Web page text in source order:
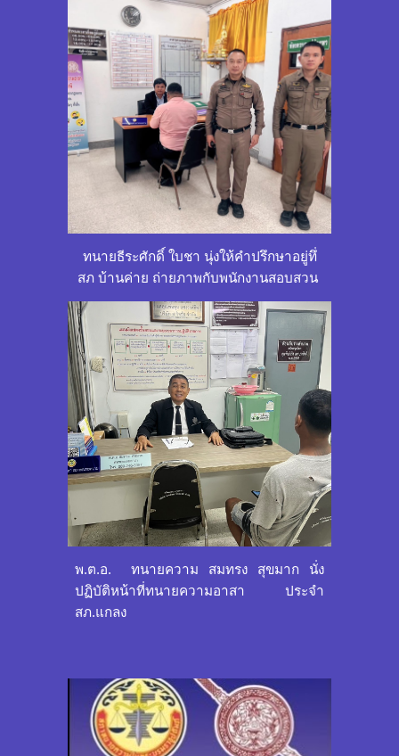
ทนายธีระศักดิ์ ใบชา นุ่งให้คำปรึกษาอยู่ทึ่
สภ บ้านค่าย ถ่ายภาพกับพนักงานสอบสวน
พ.ต.อ. ทนายความ สมทรง สุขมาก นั่ง
ปฏิบัติหน้าที่ทนายความอาสา ประจำ
สภ.แกลง